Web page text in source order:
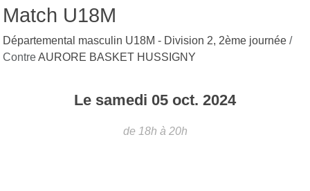
Match U18M
Départemental masculin U18M - Division 2, 2ème journée /
ContreAURORE BASKET HUSSIGNY
Le samedi 05 oct. 2024
de 18h à 20h